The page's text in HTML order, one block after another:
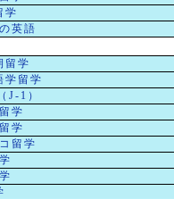
学
英語
留学
留学
J-1）
学
学
留学